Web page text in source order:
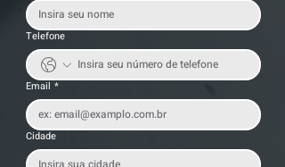
Telefone
Email *
Cidade